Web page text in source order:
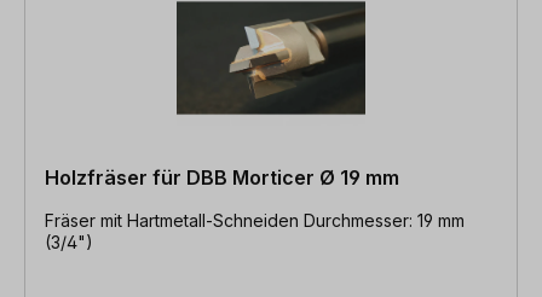
Holzfräser für DBB Morticer Ø 19 mm
Fräser mit Hartmetall-Schneiden Durchmesser: 19 mm
(3/4")